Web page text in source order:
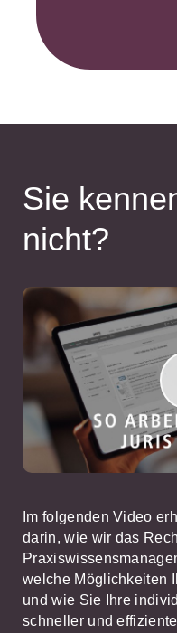
Sie
nicht?
Im folgenden Video
darin, wie wir das
welche Möglichkeiten
und wie Sie Ihre
schneller und